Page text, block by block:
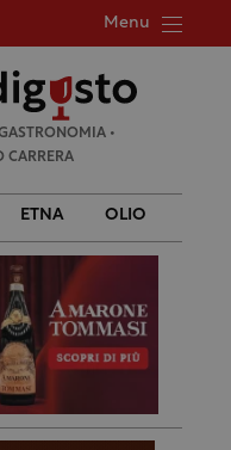
Menu
•
CARRERA
ETNA OLIO